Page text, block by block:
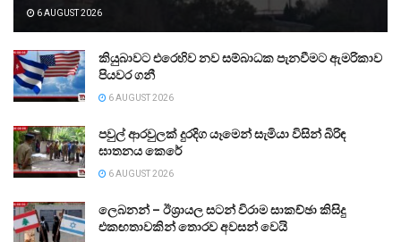
6 AUGUST 2026
කියුබාවට එරෙහිව නව සම්බාධක පැනවීමට ඇමරිකාව
පියවර ගනී
6 AUGUST 2026
පවුල් ආරවුලක් දුරදිග යෑමෙන් සැමියා විසින් බිරිඳ
ඝාතනය කෙරේ
6 AUGUST 2026
ලෙබනන් – ඊශ්‍රායල සටන් විරාම සාකච්ඡා කිසිදු
එකඟතාවකින් තොරව අවසන් වෙයි